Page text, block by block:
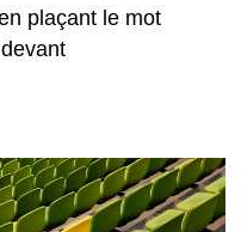
plaçant le mot